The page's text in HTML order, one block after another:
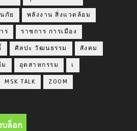
ภัย พลังงาน สิ่งแวดล้อม
ร ราชการ การเมือง
ศิลปะ วัฒนธรรม สังคม
อุตสาหกรรม เ
MSK TALK ZOOM
ล็อก